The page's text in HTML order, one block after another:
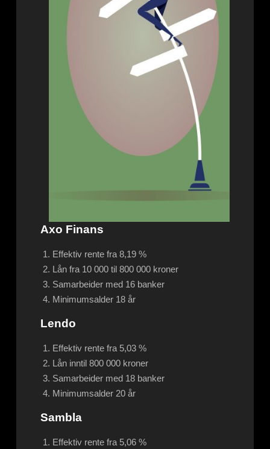
Axo Finans
Effektiv rente fra 8,19 %
Lån fra 10 000 til 800 000 kroner
Samarbeider med 16 banker
Minimumsalder 18 år
Lendo
Effektiv rente fra 5,03 %
Lån inntil 800 000 kroner
Samarbeider med 18 banker
Minimumsalder 20 år
Sambla
Effektiv rente fra 5,06 %